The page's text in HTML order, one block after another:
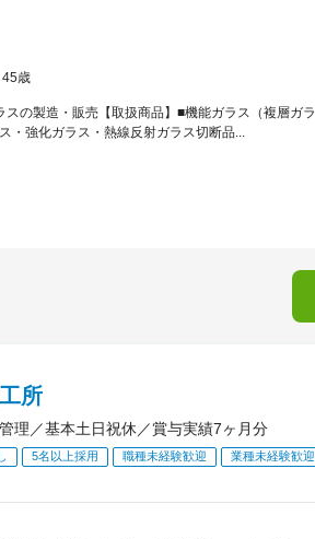
歳
スの製造・販売【取扱商品】■機能ガラス（複層ガラ
・強化ガラス・熱線反射ガラス切断品...
所
理／基本土日祝休／賞与実績7ヶ月分
5名以上採用 職種未経験歓迎 業種未経験歓迎